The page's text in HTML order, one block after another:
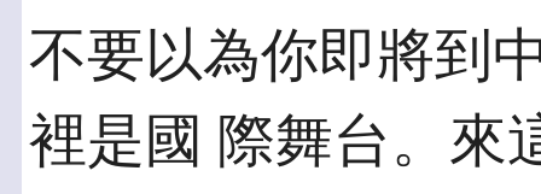
不要以為你即將到
裡是國 際舞台。來